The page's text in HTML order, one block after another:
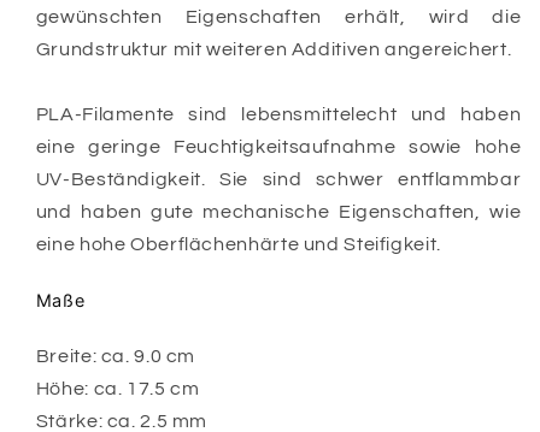
gewünschten Eigenschaften erhält, wird die
Grundstruktur mit weiteren Additiven angereichert.
PLA-Filamente sind lebensmittelecht und haben
eine geringe Feuchtigkeitsaufnahme sowie hohe
UV-Beständigkeit. Sie sind schwer entflammbar
und haben gute mechanische Eigenschaften, wie
eine hohe Oberflächenhärte und Steifigkeit.
Maße
Breite: ca. 9.0 cm
Höhe: ca. 17.5 cm
Stärke: ca. 2.5 mm